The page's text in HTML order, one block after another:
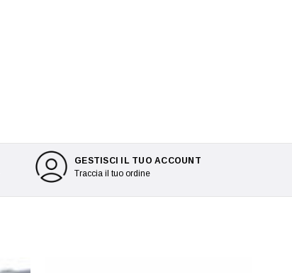
GESTISCI IL TUO ACCOUNT
Traccia il tuo ordine